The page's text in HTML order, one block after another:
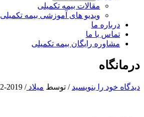
مقالات بیمه تکمیلی
ویدیو های آموزشی بیمه تکمیلی
درباره ما
تماس با ما
مشاوره رایگان بیمه تکمیلی
درمانگاه
دیدگاه‌ خود را بنویسید / توسط میلاد/
2019-12-01